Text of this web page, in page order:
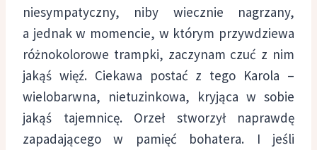
niesympatyczny, niby wiecznie nagrzany,
a jednak w momencie, w którym przywdziewa
różnokolorowe trampki, zaczynam czuć z nim
jakąś więź. Ciekawa postać z tego Karola –
wielobarwna, nietuzinkowa, kryjąca w sobie
jakąś tajemnicę. Orzeł stworzył naprawdę
zapadającego w pamięć bohatera. I jeśli